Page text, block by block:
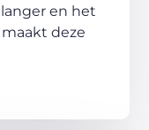
en het
deze